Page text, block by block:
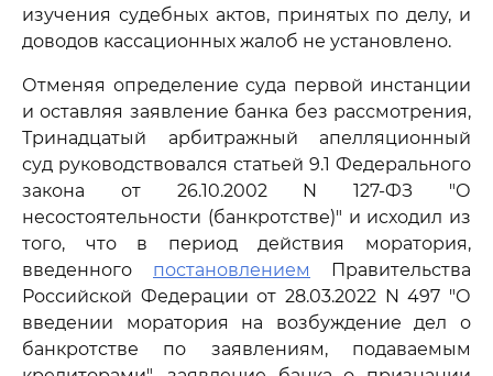
изучения судебных актов, принятых по делу, и
доводов кассационных жалоб не установлено.
Отменяя определение суда первой инстанции
и оставляя заявление банка без рассмотрения,
Тринадцатый арбитражный апелляционный
суд руководствовался статьей 9.1 Федерального
закона от 26.10.2002 N 127-ФЗ "О
несостоятельности (банкротстве)" и исходил из
того, что в период действия моратория,
введенного постановлением
Правительства
Российской Федерации от 28.03.2022 N 497 "О
введении моратория на возбуждение дел о
банкротстве по заявлениям, подаваемым